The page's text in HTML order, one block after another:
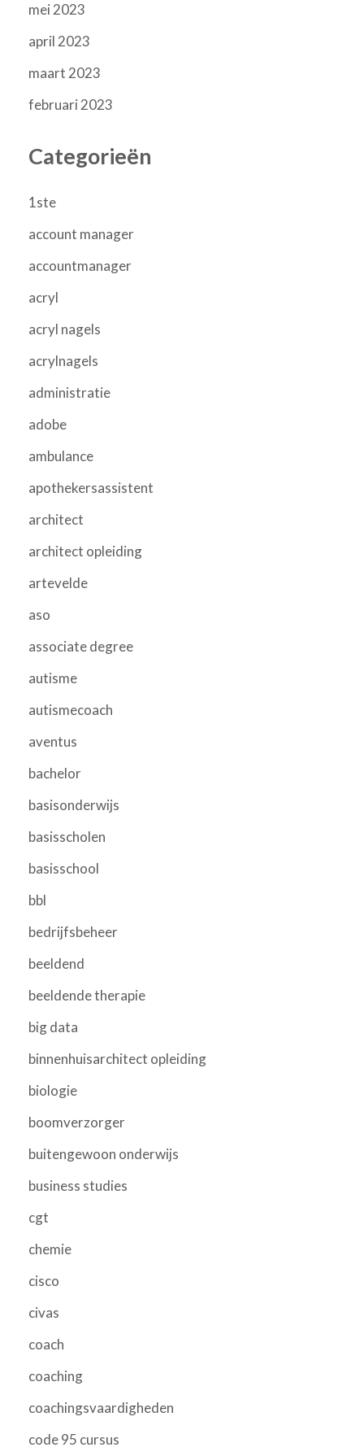
mei 2023
april 2023
maart 2023
februari 2023
Categorieën
1ste
account manager
accountmanager
acryl
acryl nagels
acrylnagels
administratie
adobe
ambulance
apothekersassistent
architect
architect opleiding
artevelde
aso
associate degree
autisme
autismecoach
aventus
bachelor
basisonderwijs
basisscholen
basisschool
bbl
bedrijfsbeheer
beeldend
beeldende therapie
big data
binnenhuisarchitect opleiding
biologie
boomverzorger
buitengewoon onderwijs
business studies
cgt
chemie
cisco
civas
coach
coaching
coachingsvaardigheden
code 95 cursus